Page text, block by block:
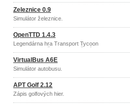
Železnice 0.9
Simulátor železnice.
OpenTTD 1.4.3
Legendárna hra Transport Tycoon
Deluxe s množstvom vylepšení.
VirtualBus A6E
Simulátor autobusu.
APT Golf 2.12
Zápis golfových hier.